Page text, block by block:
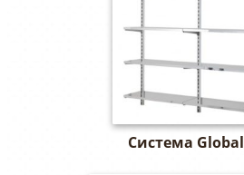
Система Global